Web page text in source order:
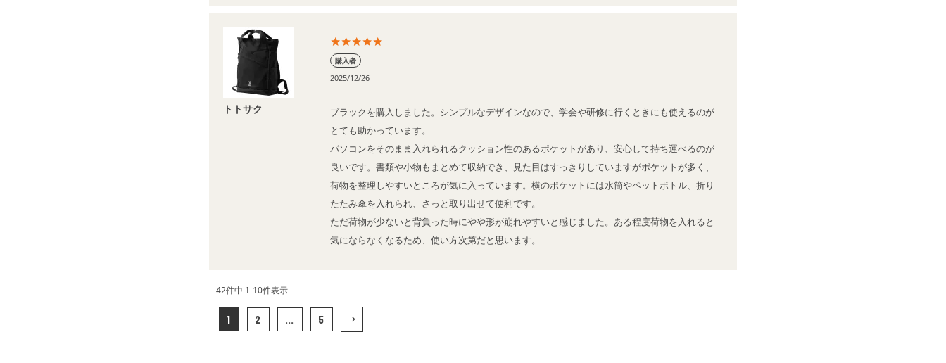
トトサク
購入者
2025/12/26
ブラックを購入しました。シンプルなデザインなので、学会や研修に行くときにも使えるのが
とても助かっています。
パソコンをそのまま入れられるクッション性のあるポケットがあり、安心して持ち運べるのが
良いです。書類や小物もまとめて収納でき、見た目はすっきりしていますがポケットが多く、
荷物を整理しやすいところが気に入っています。横のポケットには水筒やペットボトル、折り
たたみ傘を入れられ、さっと取り出せて便利です。
ただ荷物が少ないと背負った時にやや形が崩れやすいと感じました。ある程度荷物を入れると
気にならなくなるため、使い方次第だと思います。
42件中 1-10件表示
1 2 … 5